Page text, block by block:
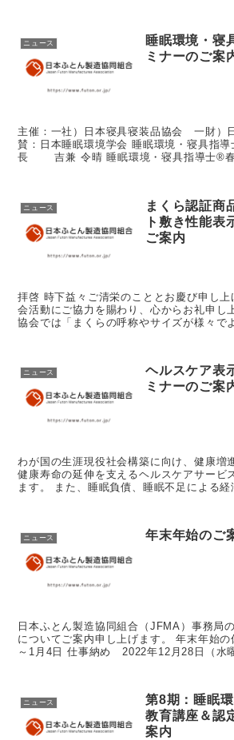
ニュース
睡眠環境・寝
ミナーのご案
主催：一社）日本寝具寝装品協会 一財）
賛：日本睡眠環境学会 睡眠環境・寝具指導
長 吉兼 令晴 睡眠環境・寝具指導士®春期セミナーのご案内
ニュース
まくら認証商
ト敷き性能表
ご案内
拝啓 時下益々ご清栄のこととお慶び申し
会活動にご協力を賜わり、心からお礼申し上げます
協会では「まくらの呼称やサイズが様々で
ニュース
ヘルスケア表
ミナーのご案
わが国の生涯現役社会構築に向け、健康増
健康寿命の延伸を支えるヘルスケアサービ
ます。 また、睡眠負債、睡眠不足による経
ニュース 年末年始のご
日本ふとん製造協同組合（JFMA）事務局
についてご案内申し上げます。 年末年始の休業期間 12月29日
～1月4日 仕事納め 2022年12月28日（水曜日） 仕事始め
ニュース
第8期：睡眠
教育講座＆認
案内